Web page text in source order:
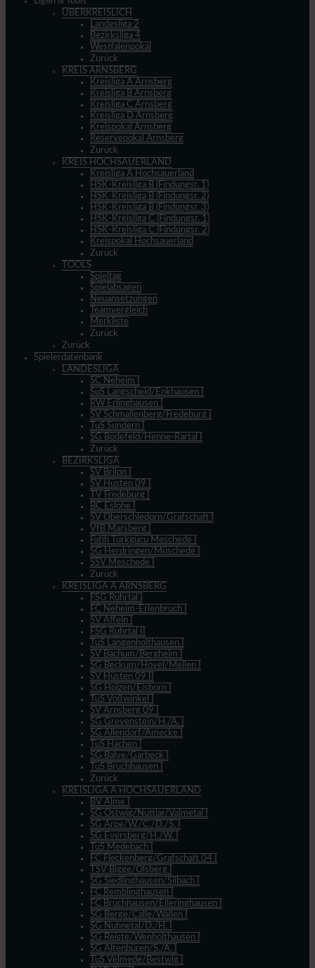
ÜBERKREISLICH
Landesliga 2
Bezirksliga 4
Westfalenpokal
Zurück
KREIS ARNSBERG
Kreisliga A Arnsberg
Kreisliga B Arnsberg
Kreisliga C Arnsberg
Kreisliga D Arnsberg
Kreispokal Arnsberg
Reservepokal Arnsberg
Zurück
KREIS HOCHSAUERLAND
Kreisliga A Hochsauerland
HSK-Kreisliga B (Findungsr. 1)
HSK-Kreisliga B (Findungsr. 2)
HSK-Kreisliga B (Findungsr. 3)
HSK-Kreisliga C (Findungsr. 1)
HSK-Kreisliga C (Findungsr. 2)
Kreispokal Hochsauerland
Zurück
TOOLS
Spieltag
Spielabsagen
Neuansetzungen
Teamvergleich
Merkliste
Zurück
Zurück
Spielerdatenbank
LANDESLIGA
SC Neheim I
SuS Langscheid/Enkhausen I
RW Erlinghausen I
SV Schmallenberg/Fredeburg I
TuS Sundern I
SG Bödefeld/Henne-Rartal I
Zurück
BEZIRKSLIGA
SV Brilon I
SV Hüsten 09 I
TV Fredeburg I
BC Eslohe I
SV Oberschledorn/Grafschaft I
VfB Marsberg I
Fatih Türkgücü Meschede I
SG Herdringen/Müschede I
SSV Meschede I
Zurück
KREISLIGA A ARNSBERG
FSG Ruhrtal I
FC Neheim-Erlenbruch I
SV Affeln I
FSG Ruhrtal II
TuS Langenholthausen I
SV Bachum/Bergheim I
SG Beckum/Hövel/Mellen I
SV Hüsten 09 II
SG Holzen/Eisborn I
TuS Voßwinkel I
SV Arnsberg 09 I
SG Grevenstein/H./A. I
SG Allendorf/Amecke I
TuS Hachen I
SG Balve/Garbeck I
TuS Bruchhausen I
Zurück
KREISLIGA A HOCHSAUERLAND
BV Alme I
SG Ostwig/Nuttlar/Valmetal I
SG Arpe/W./C./D./S. I
SG Eversberg/H./W. I
TuS Medebach I
FC Fleckenberg/Grafschaft 04 I
TSV Bigge/Olsberg I
SG Siedlinghausen/Silbach I
FC Remblinghausen I
FC Bruchhausen/Elleringhausen I
SG Berge/Calle/Wallen I
SG Nuhnetal/D./H. I
SG Reiste/Wenholthausen I
SG Altenbüren/S./A. I
TuS Velmede/Bestwig I